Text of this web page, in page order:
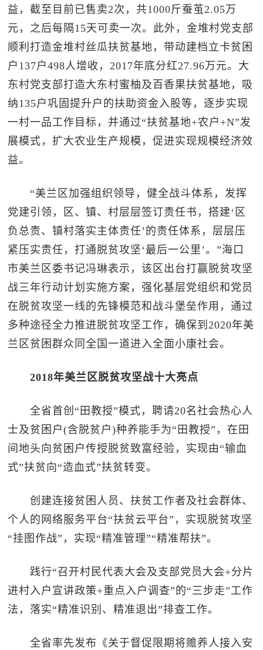
益，截至目前已售卖2次，共1000斤蚕茧2.05万
元，之后每隔15天可卖一次。此外，金堆村党支部
顺利打造金堆村丝瓜扶贫基地，带动建档立卡贫困
户137户498人增收，2017年底分红27.96万元。大
东村党支部打造大东村蜜柚及百香果扶贫基地，吸
纳135户巩固提升户的扶助资金入股等，逐步实现
一村一品工作目标，并通过“扶贫基地+农户+N”发
展模式，扩大农业生产规模，促进实现规模经济效
益。
“美兰区加强组织领导，健全战斗体系，发挥
党建引领，区、镇、村层层签订责任书，搭建‘区
负总责、镇村落实主体责任’的责任体系，层层压
紧压实责任，打通脱贫攻坚‘最后一公里’。”海口
市美兰区委书记冯琳表示，该区出台打赢脱贫攻坚
战三年行动计划实施方案，强化基层党组织和党员
在脱贫攻坚一线的先锋模范和战斗堡垒作用，通过
多种途径全力推进脱贫攻坚工作，确保到2020年美
兰区贫困群众同全国一道进入全面小康社会。
2018年美兰区脱贫攻坚战十大亮点
全省首创“田教授”模式，聘请20名社会热心人
士及贫困户(含脱贫户)种养能手为“田教授”，在田
间地头向贫困户传授脱贫致富经验，实现由“输血
式”扶贫向“造血式”扶贫转变。
创建连接贫困人员、扶贫工作者及社会群体、
个人的网络服务平台“扶贫云平台”，实现脱贫攻坚
“挂图作战”，实现“精准管理”“精准帮扶”。
践行“召开村民代表大会及支部党员大会+分片
进村入户宣讲政策+重点入户调查”的“三步走”工作
法，落实“精准识别、精准退出”排查工作。
全省率先发布《关于督促限期将赡养人接入安